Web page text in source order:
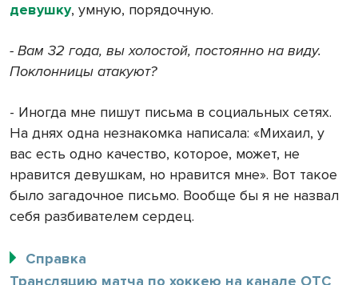
девушку, умную, порядочную.
- Вам 32 года, вы холостой, постоянно на виду.
Поклонницы атакуют?
- Иногда мне пишут письма в социальных сетях.
На днях одна незнакомка написала: «Михаил, у
вас есть одно качество, которое, может, не
нравится девушкам, но нравится мне». Вот такое
было загадочное письмо. Вообще бы я не назвал
себя разбивателем сердец.
Справка
Трансляцию матча по хоккею на канале ОТС